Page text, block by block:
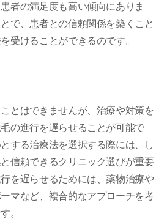
者の満足度も高い傾向にありま
で、患者との信頼関係を築くこと
受けることができるのです。
とはできませんが、治療や対策を
の進行を遅らせることが可能で
する治療法を選択する際には、し
信頼できるクリニック選びが重要
を遅らせるためには、薬物治療や
マなど、複合的なアプローチを考
。